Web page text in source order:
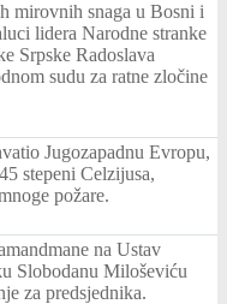
mirovnih snaga u Bosni i
lidera Narodne stranke
Srpske Radoslava
sudu za ratne zločine
Jugozapadnu Evropu,
stepeni Celzijusa,
požare.
na Ustav
Slobodanu Miloševiću
za predsjednika.